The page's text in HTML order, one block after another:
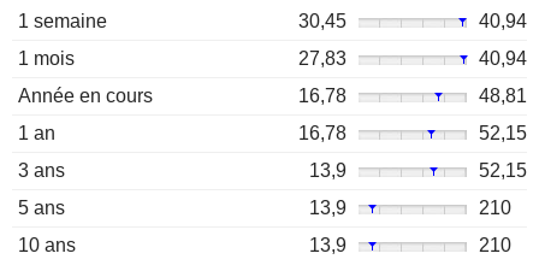
1 semaine 30,45
40,94
1 mois
27,83
40,94
Année en cours
16,78
48,81
1 an
16,78
52,15
3 ans
13,9
52,15
5 ans
13,9
210
10 ans
13,9 210